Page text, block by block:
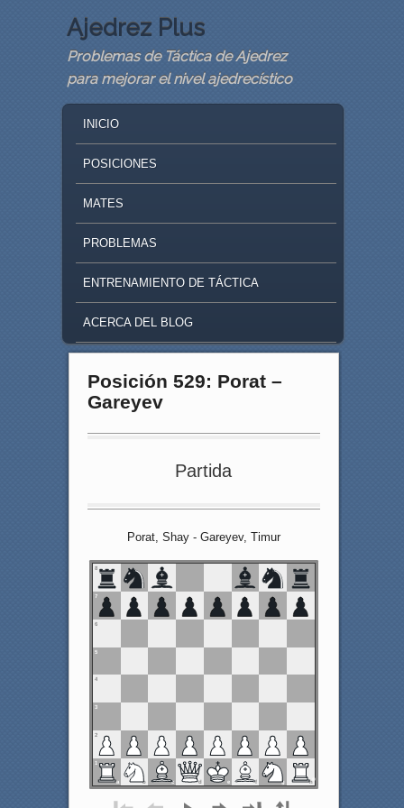
Ajedrez Plus
Problemas de Táctica de Ajedrez
para mejorar el nivel ajedrecístico
SKIP TO PRIMARY CONTENT
SKIP TO SECONDARY CONTENT
INICIO
POSICIONES
MATES
PROBLEMAS
ENTRENAMIENTO DE TÁCTICA
ACERCA DEL BLOG
Posición 529: Porat –
Gareyev
Partida
Porat, Shay - Gareyev, Timur
8
7
6
5
4
3
2
1
a b c d e f g h